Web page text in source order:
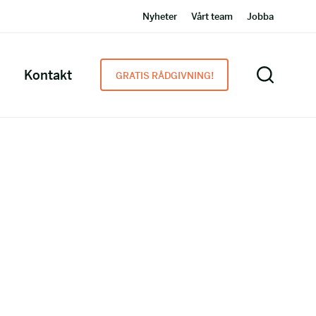
Nyheter Vårt team Jobba
Kontakt GRATIS RÅDGIVNING!